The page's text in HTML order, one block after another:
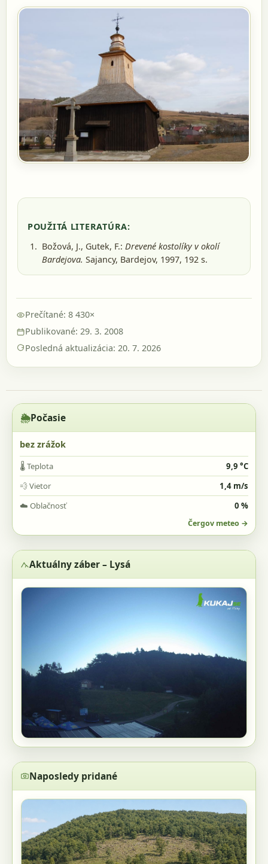
POUŽITÁ LITERATÚRA:
Božová, J., Gutek, F.: Drevené kostolíky v okolí
Bardejova. Sajancy, Bardejov, 1997, 192 s.
Prečítané: 8 430×
Publikované: 29. 3. 2008
Posledná aktualizácia: 20. 7. 2026
🌦️Počasie
bez zrážok
🌡️Teplota
9,9 °C
💨Vietor
1,4 m/s
☁️ Oblačnosť 0 %
Čergov meteo →
Aktuálny záber – Lysá
Naposledy pridané